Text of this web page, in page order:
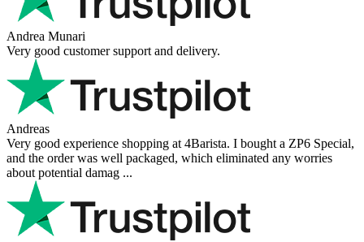
Andrea Munari
Very good customer support and delivery.
Andreas
Very good experience shopping at 4Barista. I bought a ZP6 Special,
and the order was well packaged, which eliminated any worries
about potential damag ...